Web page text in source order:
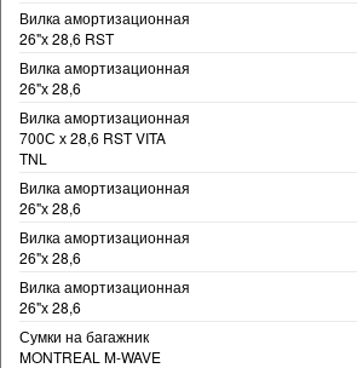
Вилка амортизационная
26"х 28,6 RST
Вилка амортизационная
26"х 28,6
Вилка амортизационная
700С х 28,6 RST VITA
TNL
Вилка амортизационная
26"х 28,6
Вилка амортизационная
26"х 28,6
Вилка амортизационная
26"х 28,6
Сумки на багажник
MONTREAL M-WAVE